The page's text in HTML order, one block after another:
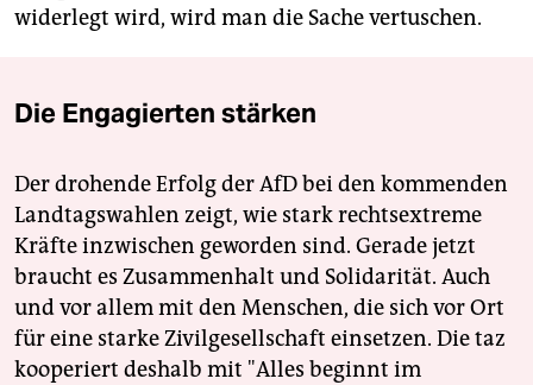
widerlegt wird, wird man die Sache vertuschen.
Die Engagierten stärken
Der drohende Erfolg der AfD bei den kommenden
Landtagswahlen zeigt, wie stark rechtsextreme
Kräfte inzwischen geworden sind. Gerade jetzt
braucht es Zusammenhalt und Solidarität. Auch
und vor allem mit den Menschen, die sich vor Ort
für eine starke Zivilgesellschaft einsetzen. Die taz
kooperiert deshalb mit "Alles beginnt im